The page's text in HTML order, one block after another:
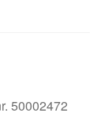
50002472